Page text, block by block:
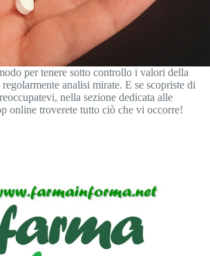
per tenere sotto controllo i valori della
analisi mirate. E se scopriste di
nella sezione dedicata alle
online troverete tutto ciò che vi occorre!